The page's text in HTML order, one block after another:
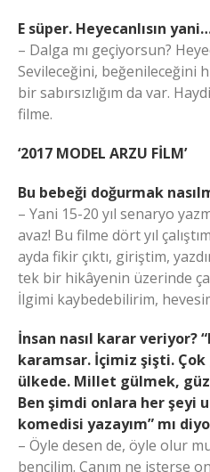
E süper. Heyecanlısın
– Dalga mı geçiyorsun?
Sevileceğini, beğenileceğini
bir sabırsızlığım da var.
filme.
‘2017 MODEL ARZU FİLM’
Bu bebeği doğurmak
– Yani 15-20 yıl senaryo
avaz! Bu filme dört yıl
ayda fikir çıktı, giriştim,
tek bir hikâyenin üzerinde
İlgimi kaybedebilirim,
İnsan nasıl karar veriyor?
karamsar. İçimiz şişti.
ülkede. Millet gülmek,
Ben şimdi onlara her şeyi
komedisi yazayım” mı
– Öyle desen de, öyle olur
bencilim. Canım ne isterse